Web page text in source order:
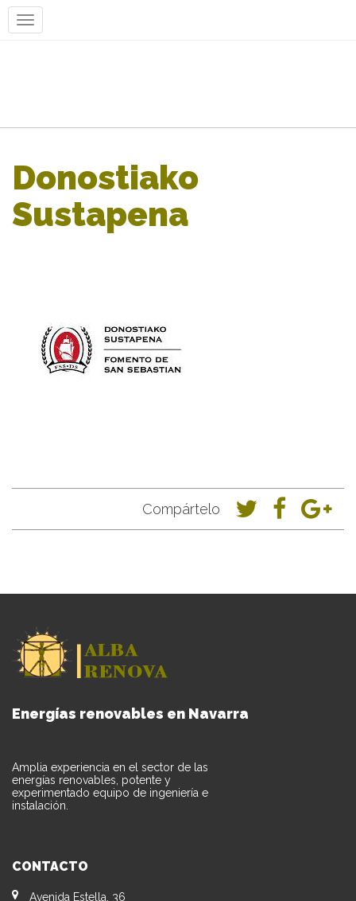
Donostiako
Sustapena
Compártelo
Energías renovables en Navarra
Amplia experiencia en el sector de las
energías renovables, potente y
experimentado equipo de ingeniería e
instalación.
CONTACTO
Avenida Estella, 36